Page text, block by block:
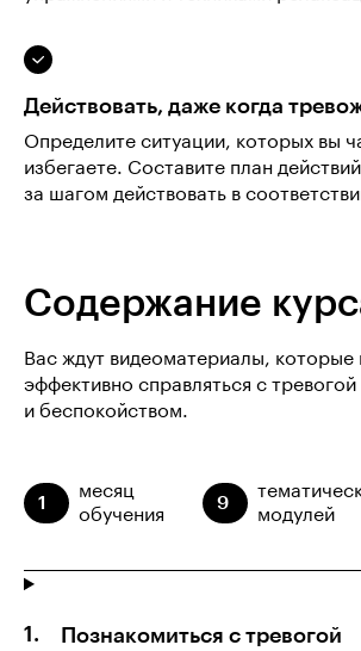
Действовать, даже когда
Определите ситуации, которых вы
избегаете. Составите план
за шагом действовать в
Содержание
Вас ждут видеоматериалы, которые
эффективно справляться с тревогой
и беспокойством.
1
месяц
обучения
9
модулей
Познакомиться с тревогой